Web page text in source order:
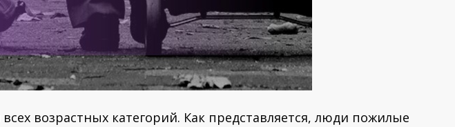
возрастных категорий. Как представляется, люди пожилые